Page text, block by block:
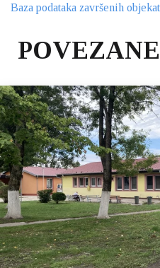
Baza podataka završenih